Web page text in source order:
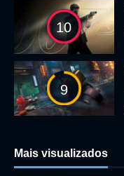
10
9
Mais visualizados